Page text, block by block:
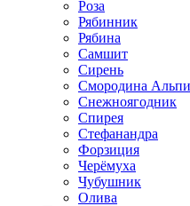
Роза
Рябинник
Рябина
Самшит
Сирень
Смородина
Снежноягодник
Спирея
Стефанандра
Форзиция
Черёмуха
Чубушник
Олива